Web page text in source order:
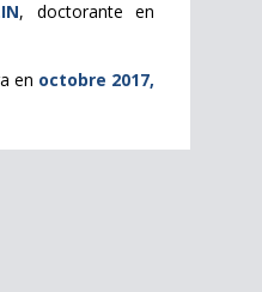
, doctorante en
en octobre 2017,